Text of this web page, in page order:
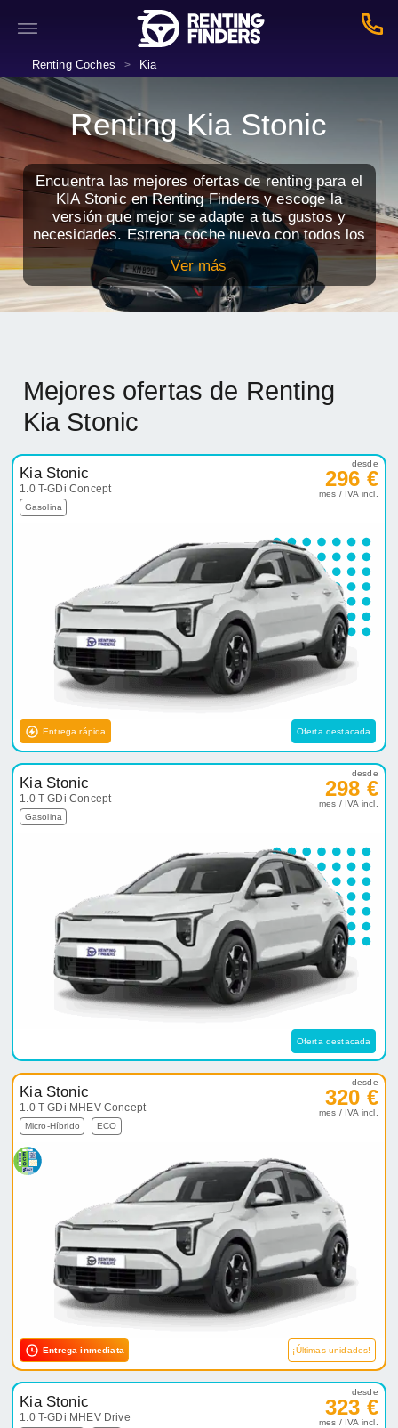
Renting Coches > Kia
Renting Kia Stonic
Encuentra las mejores ofertas de renting para el
KIA Stonic en Renting Finders y escoge la
versión que mejor se adapte a tus gustos y
necesidades. Estrena coche nuevo con todos los
servicios incluidos por una cuota mensual.
Ver más
Mejores ofertas de Renting
Kia Stonic
Kia Stonic
1.0 T-GDi Concept
Gasolina
desde
296 €
mes / IVA incl.
Entrega rápida Oferta destacada
Kia Stonic
1.0 T-GDi Concept
Gasolina
desde
298 €
mes / IVA incl.
Oferta destacada
Kia Stonic
1.0 T-GDi MHEV Concept
Micro-Híbrido ECO
desde
320 €
mes / IVA incl.
Entrega inmediata ¡Últimas unidades!
Kia Stonic
1.0 T-GDi MHEV Drive
desde
323 €
mes / IVA incl.